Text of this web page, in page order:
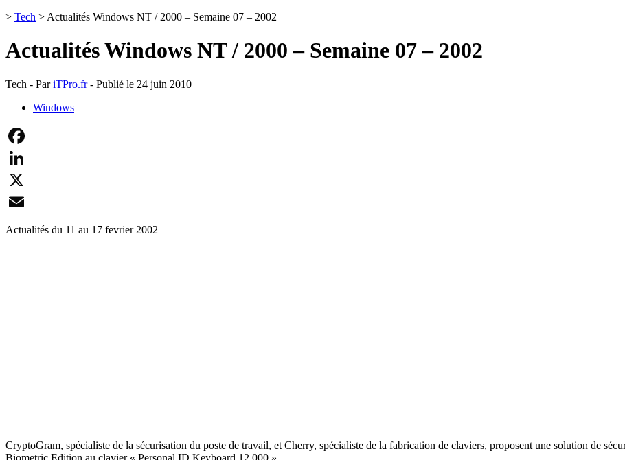
> Tech > Actualités Windows NT / 2000 – Semaine 07 – 2002
Actualités Windows NT / 2000 – Semaine 07 – 2002
Tech - PariTPro.fr- Publié le 24 juin 2010
Windows
Facebook
LinkedIn
X
Email
Actualités du 11 au 17 fevrier 2002
CryptoGram, spécialiste de la sécurisation du poste de travail, et Cherry, spécialiste de la fabrication de claviers, proposent une solution de
Biometric Edition au clavier « Personal ID Keyboard 12 000 »